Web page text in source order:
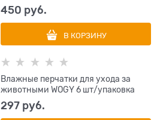
450 руб.
В КОРЗИНУ
Влажные перчатки для ухода за
животными WOGY 6 шт/упаковка
297 руб.